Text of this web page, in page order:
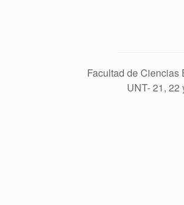
Facultad de Ciencias
UNT- 21, 22